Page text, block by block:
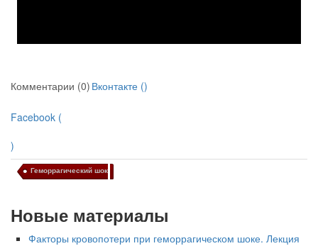
Комментарии (0) Вконтакте ()
Facebook (
)
Геморрагический шок
Новые материалы
Факторы кровопотери при геморрагическом шоке. Лекция